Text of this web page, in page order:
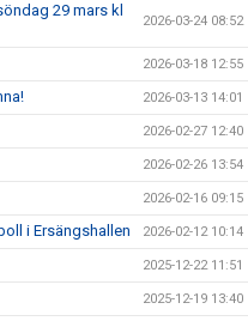
29 mars kl
2026-03-24 08:52
2026-03-18 12:55
2026-03-13 14:01
2026-02-27 12:40
2026-02-26 13:54
2026-02-16 09:15
i Ersängshallen 2026-02-12 10:14
2025-12-22 11:51
2025-12-19 13:40